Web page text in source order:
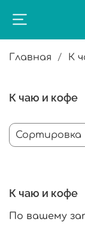
Главная К
К чаю и кофе
К чаю и кофе
По вашему